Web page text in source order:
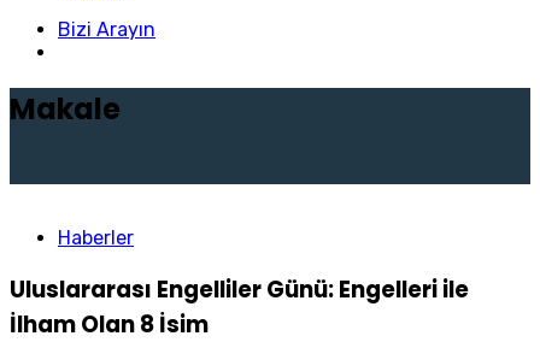
Bizi Arayın
Makale
Haberler
Uluslararası Engelliler Günü: Engelleri ile
İlham Olan 8 İsim